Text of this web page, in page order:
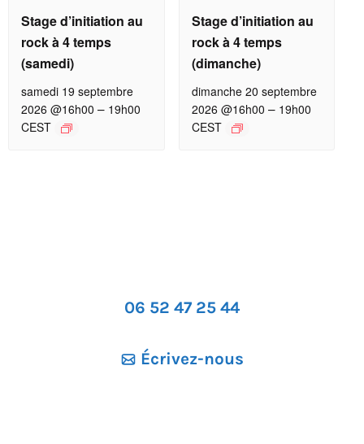
Stage d’initiation au
rock à 4 temps
(samedi)
samedi 19 septembre
2026 @16h00 – 19h00
CEST
Stage d’initiation au
rock à 4 temps
(dimanche)
dimanche 20 septembre
2026 @16h00 – 19h00
CEST
06 52 47 25 44
Écrivez-nous